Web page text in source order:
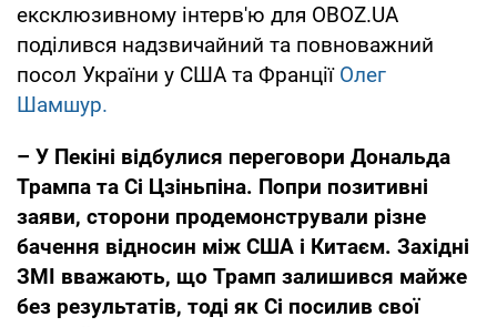
ексклюзивному інтерв'ю для OBOZ.UA
поділився надзвичайний та повноважний
посол України у США та Франції Олег
Шамшур.
– У Пекіні відбулися переговори Дональда
Трампа та Сі Цзіньпіна. Попри позитивні
заяви, сторони продемонстрували різне
бачення відносин між США і Китаєм. Західні
ЗМІ вважають, що Трамп залишився майже
без результатів, тоді як Сі посилив свої